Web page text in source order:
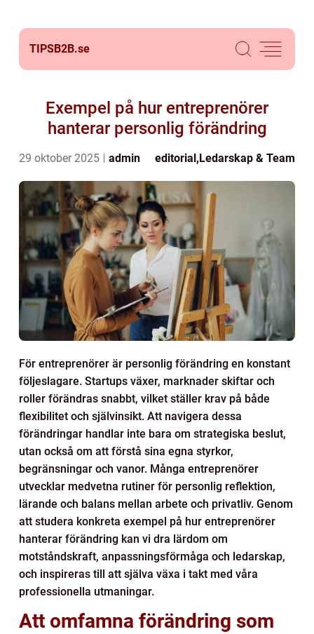
TIPSB2B.se
Exempel på hur entreprenörer
hanterar personlig förändring
29 oktober 2025 admin editorial,Ledarskap & Team
För entreprenörer är personlig förändring en konstant
följeslagare. Startups växer, marknader skiftar och
roller förändras snabbt, vilket ställer krav på både
flexibilitet och självinsikt. Att navigera dessa
förändringar handlar inte bara om strategiska beslut,
utan också om att förstå sina egna styrkor,
begränsningar och vanor. Många entreprenörer
utvecklar medvetna rutiner för personlig reflektion,
lärande och balans mellan arbete och privatliv. Genom
att studera konkreta exempel på hur entreprenörer
hanterar förändring kan vi dra lärdom om
motståndskraft, anpassningsförmåga och ledarskap,
och inspireras till att själva växa i takt med våra
professionella utmaningar.
Att omfamna förändring som